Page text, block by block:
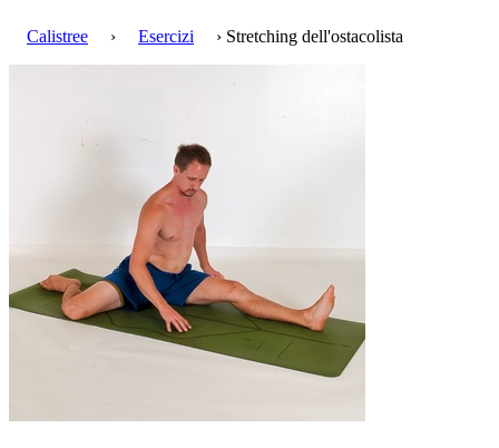
Calistree › Esercizi › Stretching dell'ostacolista